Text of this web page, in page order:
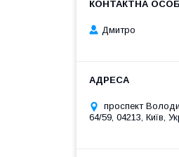
Дмитро
проспект
64/59, 04213, Київ,